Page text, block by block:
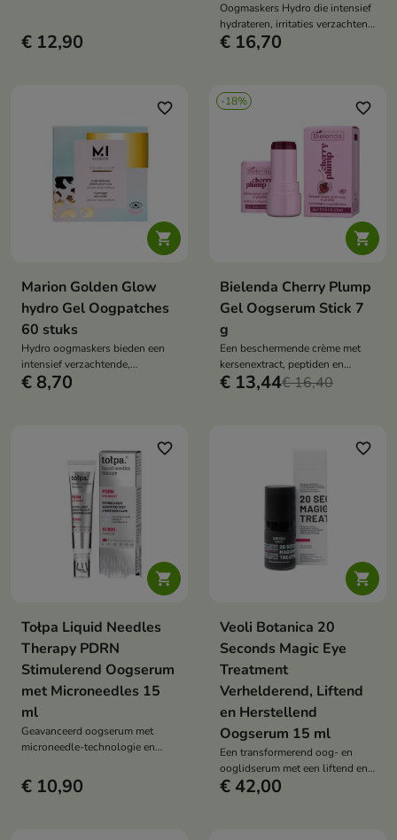
regeneratie.
€ 12,90
Oogmaskers Hydro die intensief
hydrateren, irritaties verzachten
en de huid rond de ogen een
€ 16,70

favorite_border
Marion Golden Glow
hydro Gel Oogpatches
60 stuks
Hydro oogmaskers bieden een
intensief verzachtende,
verhelderende en regenererende
€ 8,70
-18%

favorite_border
Bielenda Cherry Plump
Gel Oogserum Stick 7
g
Een beschermende crème met
kersenextract, peptiden en
rijstproteïnen die intensief
€ 13,44€ 16,40

favorite_border
Tołpa Liquid Needles
Therapy PDRN
Stimulerend Oogserum
met Microneedles 15
ml
Geavanceerd oogserum met
microneedle-technologie en
kringen en tekenen van
vermoeidheid vermindert, terwijl
€ 10,90

favorite_border
Veoli Botanica 20
Seconds Magic Eye
Treatment
Verhelderend, Liftend
en Herstellend
Oogserum 15 ml
Een transformerend oog- en
ooglidserum met een liftend en
herstellend effect, zichtbaar in
€ 42,00